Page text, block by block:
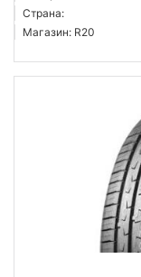
Страна:
Магазин: R20